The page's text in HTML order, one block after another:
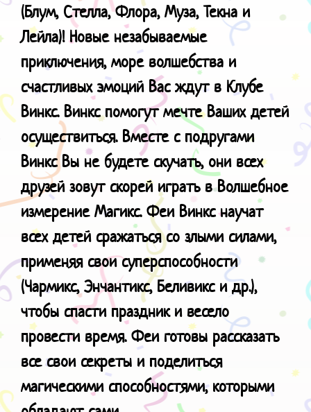
(Блум, Стелла, Флора, Муза, Текна и
Лейла)! Новые незабываемые
приключения, море волшебства и
счастливых эмоций Вас ждут в Клубе
Винкс. Винкс помогут мечте Ваших детей
осуществиться. Вместе с подругами
Винкс Вы не будете скучать, они всех
друзей зовут скорей играть в Волшебное
измерение Магикс. Феи Винкс научат
всех детей сражаться со злыми силами,
применяя свои суперспособности
(Чармикс, Энчантикс, Беливикс и др.),
чтобы спасти праздник и весело
провести время. Феи готовы рассказать
все свои секреты и поделиться
магическими способностями, которыми